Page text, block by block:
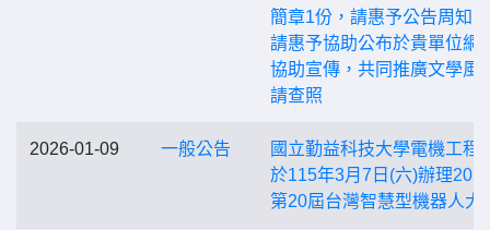
簡章1份，請惠予公告周知
請惠予協助公布於貴單位網
協助宣傳，共同推廣文學風
請查照
2026-01-09 一般公告
國立勤益科技大學電機工程
於115年3月7日(六)辦理
第20屆台灣智慧型機器人大